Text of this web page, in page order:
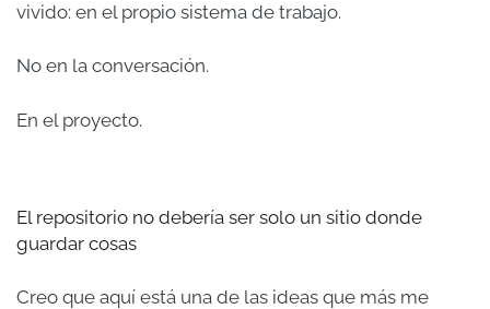
vivido: en el propio sistema de trabajo.
No en la conversación.
En el proyecto.
El repositorio no debería ser solo un sitio donde
guardar cosas
Creo que aquí está una de las ideas que más me